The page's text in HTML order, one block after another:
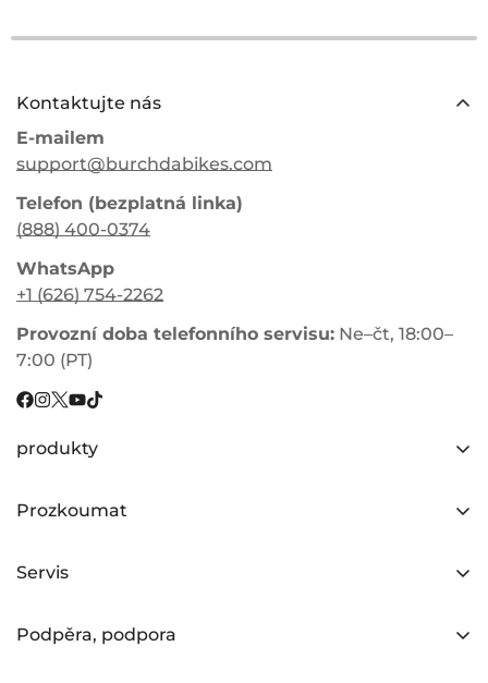
produkty
RX30 AWD
RX80
Prozkoumat
Recenze kol Burchda
Servis
Způsob platby
Podpěra, podpora
Kontaktujte nás
E-mailem
support@burchdabikes.com
Telefon (bezplatná linka)
(888) 400-0374
WhatsApp
+1 (626) 754-2262
Provozní doba telefonního servisu: Ne–čt, 18:00–
7:00 (PT)